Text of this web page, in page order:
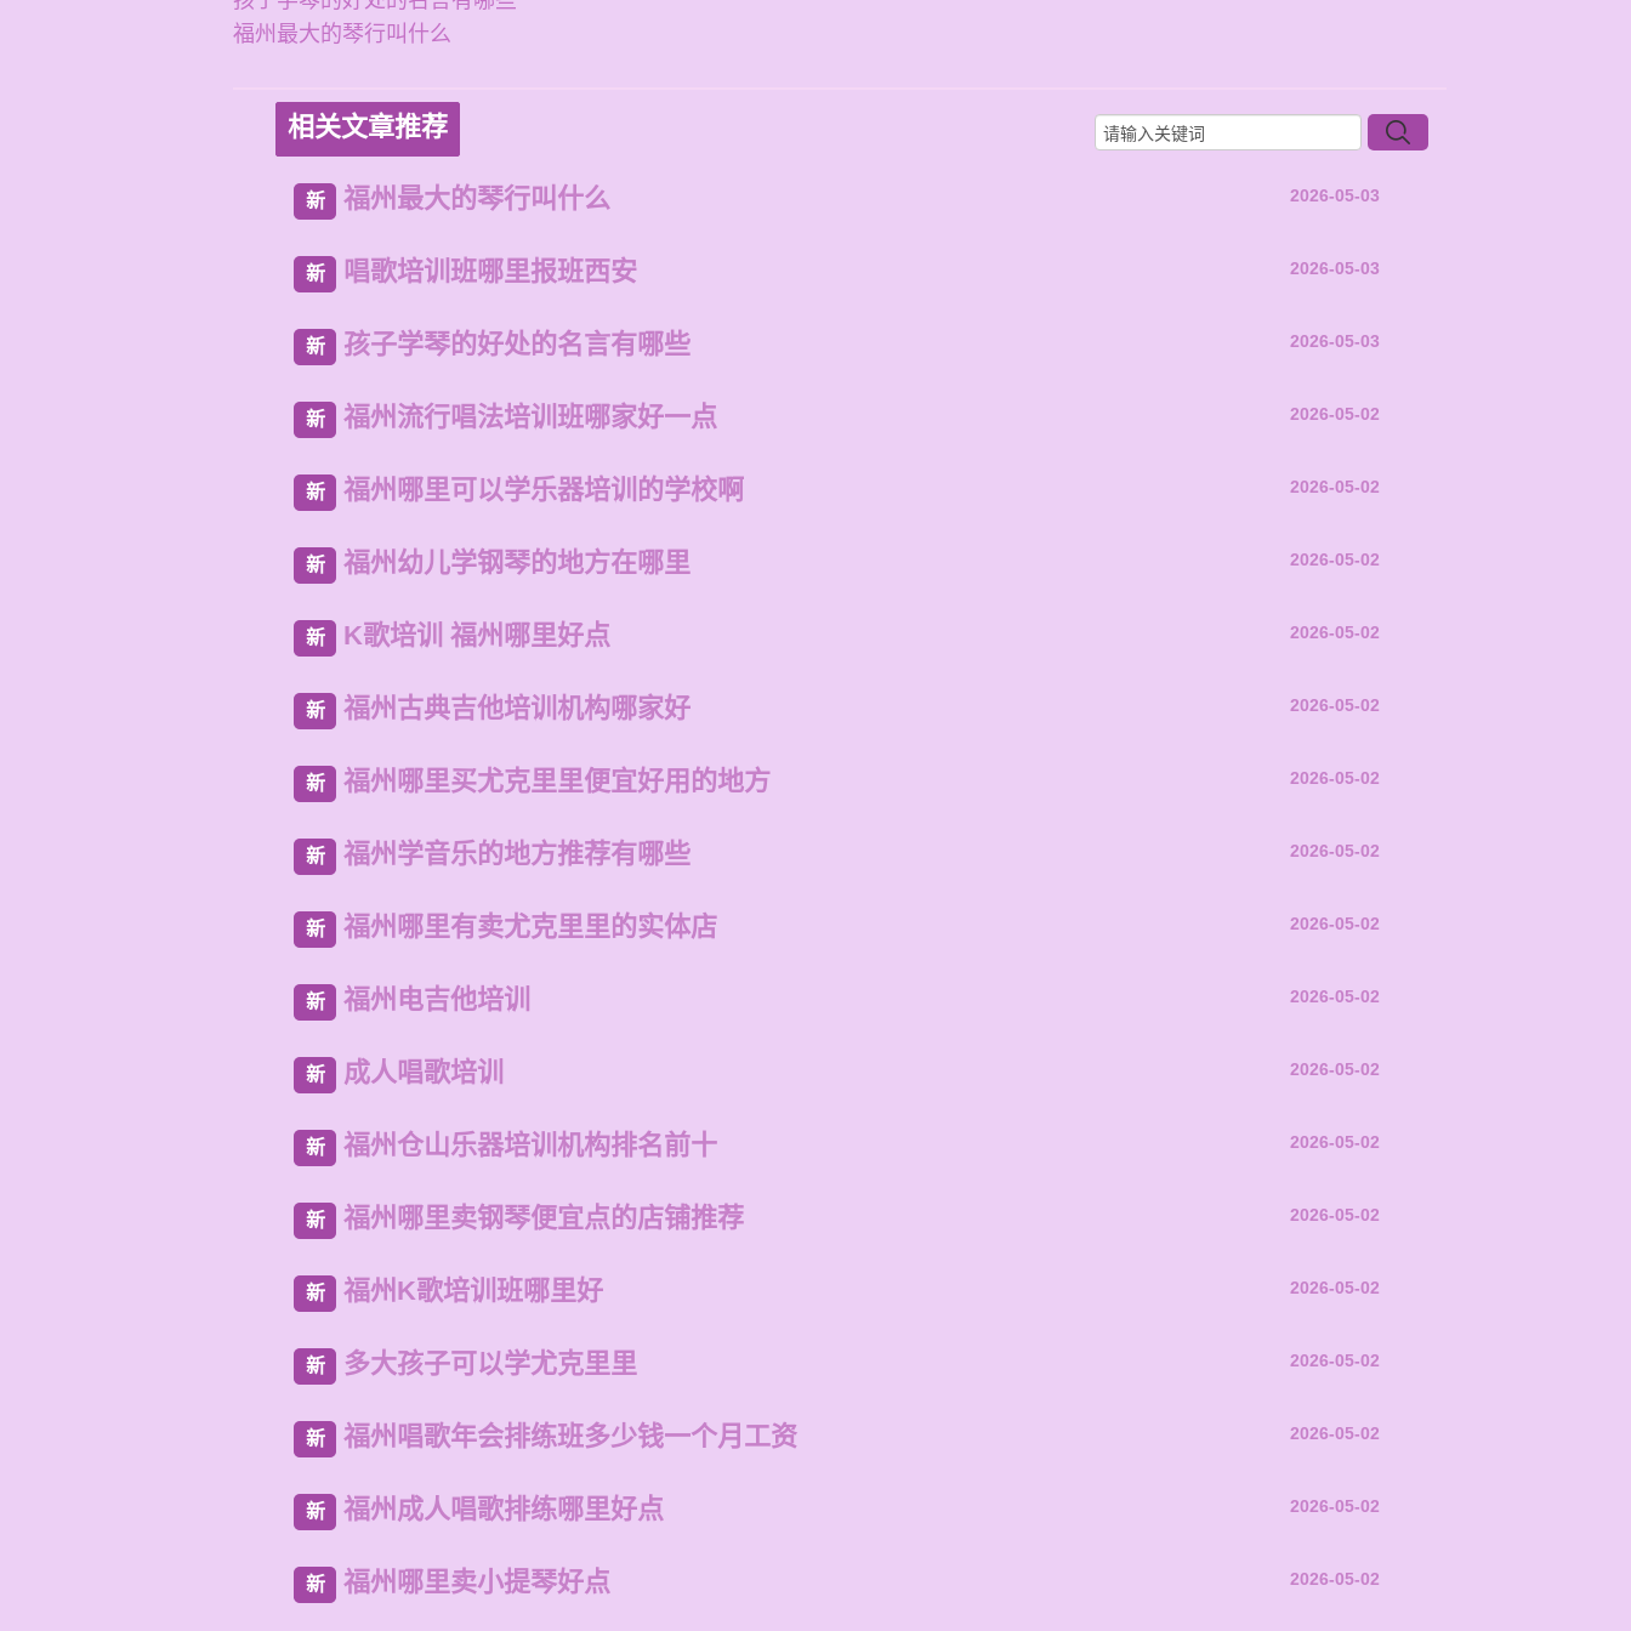
福州最大的琴行叫什么
相关文章推荐
新 福州最大的琴行叫什么 2026-05-03
新 唱歌培训班哪里报班西安 2026-05-03
新 孩子学琴的好处的名言有哪些 2026-05-03
新 福州流行唱法培训班哪家好一点 2026-05-02
新 福州哪里可以学乐器培训的学校啊 2026-05-02
新 福州幼儿学钢琴的地方在哪里 2026-05-02
新 K歌培训 福州哪里好点 2026-05-02
新 福州古典吉他培训机构哪家好 2026-05-02
新 福州哪里买尤克里里便宜好用的地方 2026-05-02
新 福州学音乐的地方推荐有哪些 2026-05-02
新 福州哪里有卖尤克里里的实体店 2026-05-02
新 福州电吉他培训 2026-05-02
新 成人唱歌培训 2026-05-02
新 福州仓山乐器培训机构排名前十 2026-05-02
新 福州哪里卖钢琴便宜点的店铺推荐 2026-05-02
新 福州K歌培训班哪里好 2026-05-02
新 多大孩子可以学尤克里里 2026-05-02
新 福州唱歌年会排练班多少钱一个月工资 2026-05-02
新 福州成人唱歌排练哪里好点 2026-05-02
新 福州哪里卖小提琴好点 2026-05-02